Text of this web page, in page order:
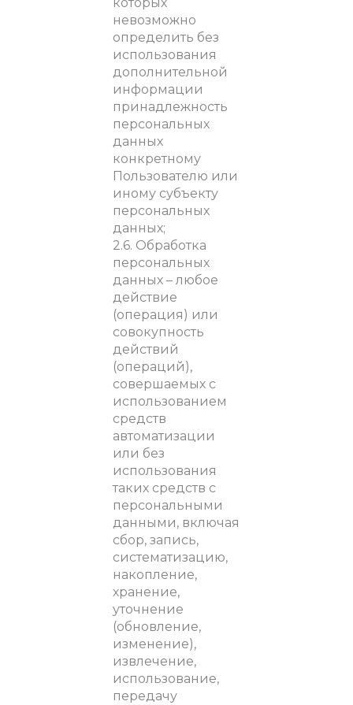
невозможно
определить без
использования
дополнительной
информации
принадлежность
персональных
данных
конкретному
Пользователю или
иному субъекту
персональных
данных;
2.6. Обработка
персональных
данных – любое
действие
(операция) или
совокупность
действий
(операций),
совершаемых с
использованием
средств
автоматизации
или без
использования
таких средств с
персональными
данными, включая
сбор, запись,
систематизацию,
накопление,
хранение,
уточнение
(обновление,
изменение),
извлечение,
использование,
передачу